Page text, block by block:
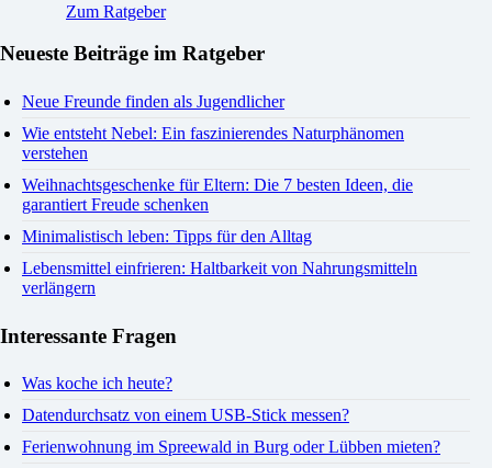
Zum Ratgeber
Neueste Beiträge im Ratgeber
Neue Freunde finden als Jugendlicher
Wie entsteht Nebel: Ein faszinierendes Naturphänomen
verstehen
Weihnachtsgeschenke für Eltern: Die 7 besten Ideen, die
garantiert Freude schenken
Minimalistisch leben: Tipps für den Alltag
Lebensmittel einfrieren: Haltbarkeit von Nahrungsmitteln
verlängern
Interessante Fragen
Was koche ich heute?
Datendurchsatz von einem USB-Stick messen?
Ferienwohnung im Spreewald in Burg oder Lübben mieten?